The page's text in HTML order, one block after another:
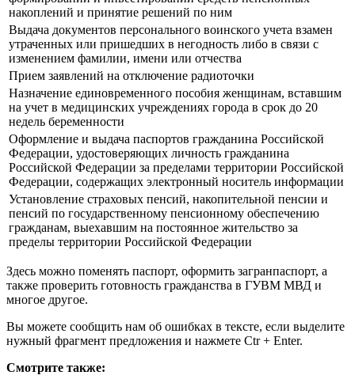
накоплений и принятие решений по ним
Выдача документов персонального воинского учета взамен
утраченных или пришедших в негодность либо в связи с
изменением фамилии, имени или отчества
Прием заявлений на отключение радиоточки
Назначение единовременного пособия женщинам, вставшим
на учет в медицинских учреждениях города в срок до 20
недель беременности
Оформление и выдача паспортов гражданина Российской
Федерации, удостоверяющих личность гражданина
Российской Федерации за пределами территории Российской
Федерации, содержащих электронный носитель информации
Установление страховых пенсий, накопительной пенсии и
пенсий по государственному пенсионному обеспечению
гражданам, выехавшим на постоянное жительство за
пределы территории Российской Федерации
Здесь можно поменять паспорт, оформить загранпаспорт, а
также проверить готовность гражданства в ГУВМ МВД и
многое другое.
Вы можете сообщить нам об ошибках в тексте, если выделите
нужный фрагмент предложения и нажмете Ctr + Enter.
Смотрите также: